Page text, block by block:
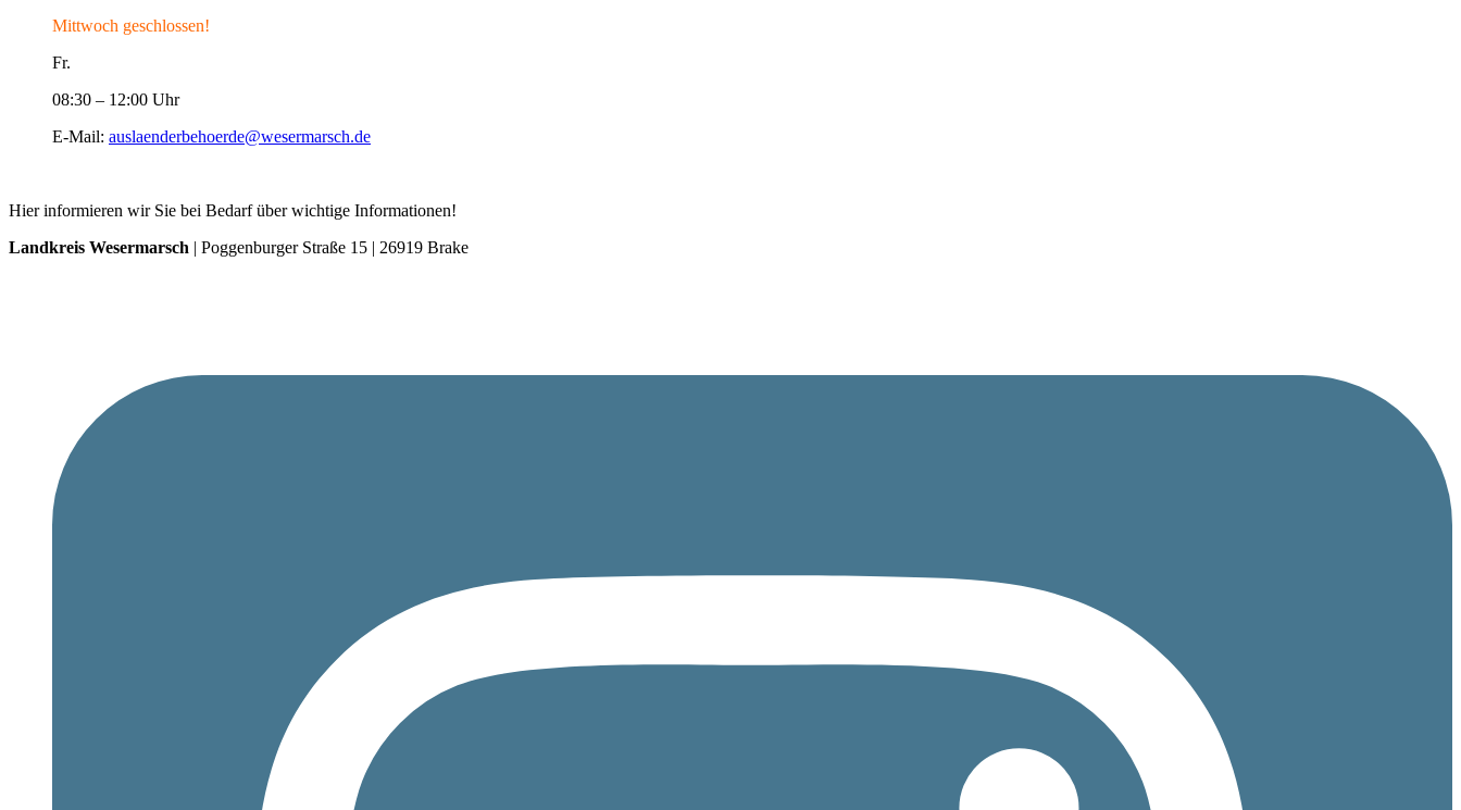
Mittwoch geschlossen!
Fr.
08:30 – 12:00 Uhr
E-Mail: auslaenderbehoerde@wesermarsch.de
Hier informieren wir Sie bei Bedarf über wichtige Informationen!
Landkreis Wesermarsch | Poggenburger Straße 15 | 26919 Brake